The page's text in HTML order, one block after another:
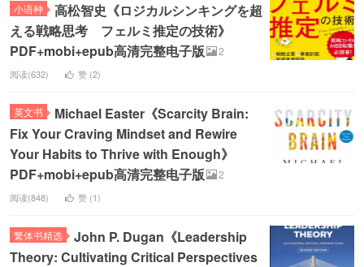
小语种
高松智史《ロジカルシンキングを超
える戦略思考 フェルミ推定の技術》
PDF+mobi+epub高清完整电子版
2
阅读(632) 赞 (2)
英文书
Michael Easter《Scarcity Brain:
Fix Your Craving Mindset and Rewire
Your Habits to Thrive with Enough》
PDF+mobi+epub高清完整电子版
2
阅读(848) 赞 (1)
繁体书精选
John P. Dugan《Leadership
Theory: Cultivating Critical Perspectives